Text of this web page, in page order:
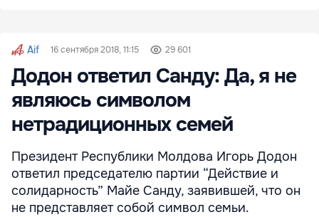
Aif 16 сентября 2018, 11:15 29 601
Додон ответил Санду: Да, я не
являюсь символом
нетрадиционных семей
Президент Республики Молдова Игорь Додон
ответил председателю партии “Действие и
солидарность” Майе Санду, заявившей, что он
не представляет собой символ семьи.